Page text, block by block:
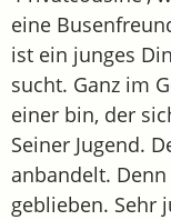
eine
ist ein junges
sucht. Ganz im
einer bin, der
Seiner Jugend.
anbandelt.
geblieben. Sehr